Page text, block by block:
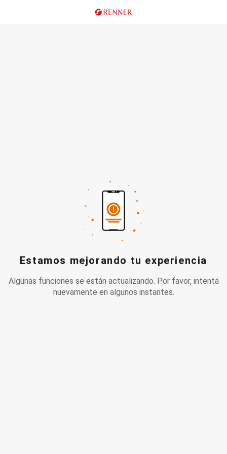
Estamos mejorando tu experiencia
Algunas funciones se están actualizando. Por favor, intentá
nuevamente en algunos instantes.